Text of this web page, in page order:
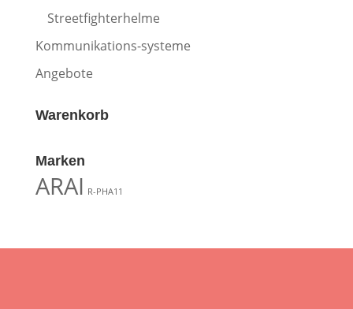
Streetfighterhelme
Kommunikations-systeme
Angebote
Warenkorb
Marken
ARAI R-PHA11